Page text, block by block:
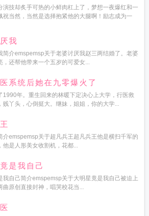
演技却炙手可热的小鲜肉杠上了，梦想一夜爆红和一
祝当然，当然是选择抱紧他的大腿啊！励志成为一
我
简介emspemsp关于老婆讨厌我赵三两结婚了。老婆
，还帮他带来一个五岁的可爱女...
系统后她在九零爆火了
1990年。重生回来的林暖下定决心上大学，行医救
贱丫头，心倒挺大。继妹，姐姐，你的大学...
介emspemsp关于超凡兵王超凡兵王他是横扫千军的
他是人形美女收割机，花都...
是我自己
我自己简介emspemsp关于大明星竟是我自己被迫上
曲原创直接封神，唱哭校花当...